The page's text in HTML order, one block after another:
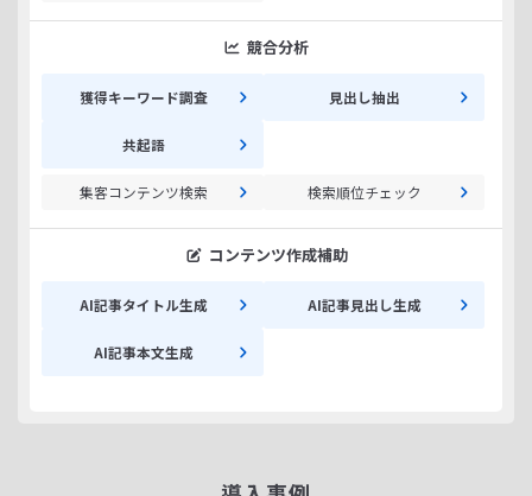
競合分析
獲得キーワード調査 見出し抽出
共起語
集客コンテンツ検索 検索順位チェック
コンテンツ作成補助
AI記事タイトル生成 AI記事見出し生成
AI記事本文生成